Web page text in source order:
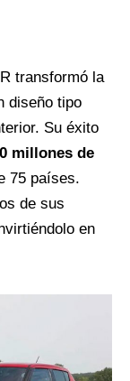
transformó la
diseño tipo
Su éxito
millones de
75 países.
de sus
en